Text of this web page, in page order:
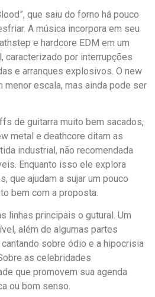
que saiu do forno há pouco
A música incorpora em seu
e hardcore EDM em um
caracterizado por interrupções
e arranques explosivos. O new
escala, mas ainda pode ser
de guitarra muito bem sacados,
metal e deathcore ditam as
industrial, não recomendada
Enquanto isso ele explora
que ajudam a sujar um pouco
bem com a proposta.
linhas principais o gutural. Um
além de algumas partes
sobre ódio e a hipocrisia
as celebridades
que promovem sua agenda
ou bom senso.